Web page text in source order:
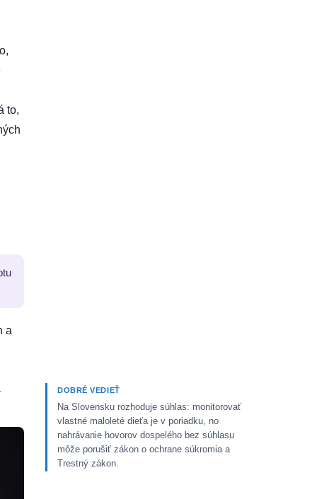
to,
a
DOBRÉ VEDIEŤ
Na Slovensku rozhoduje súhlas: monitorovať
vlastné maloleté dieťa je v poriadku, no
nahrávanie hovorov dospelého bez súhlasu
môže porušiť zákon o ochrane súkromia a
Trestný zákon.